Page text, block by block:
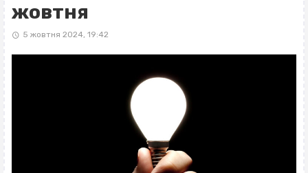
жовтня
5 жовтня 2024, 19:42